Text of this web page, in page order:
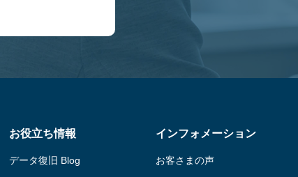
お役立ち情報
データ復旧 Blog
インフォメーション
お客さまの声